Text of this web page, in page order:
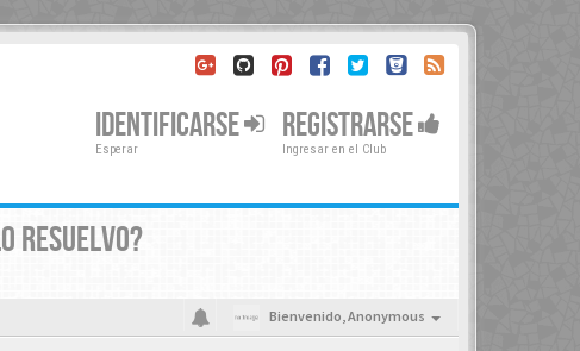
IDENTIFICARSE
Esperar
REGISTRARSE
Ingresar en el Club
RESUELVO?
Bienvenido,Anonymous